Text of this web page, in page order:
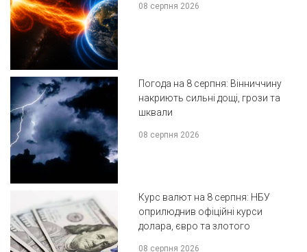
08 серпня 2026
Погода на 8 серпня: Вінниччину
накриють сильні дощі, грози та
шквали
08 серпня 2026
Курс валют на 8 серпня: НБУ
оприлюднив офіційні курси
долара, євро та злотого
08 серпня 2026